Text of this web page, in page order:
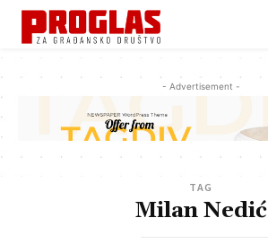
- Advertisement -
TAG
Milan Nedić